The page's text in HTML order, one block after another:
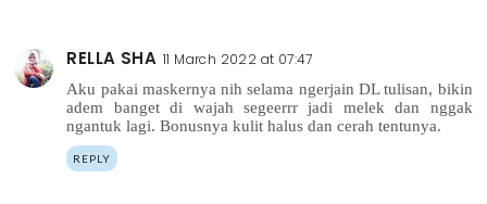
RELLA SHA 11 March 2022 at 07:47
Aku pakai maskernya nih selama ngerjain DL tulisan, bikin
adem banget di wajah segeerrr jadi melek dan nggak
ngantuk lagi. Bonusnya kulit halus dan cerah tentunya.
REPLY